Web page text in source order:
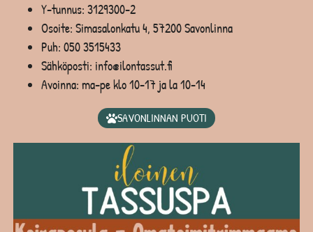
Y-tunnus: 3129300-2
Osoite: Simasalonkatu 4, 57200 Savonlinna
Puh: 050 3515433
Sähköposti: info@ilontassut.fi
Avoinna: ma-pe klo 10-17 ja la 10-14
SAVONLINNAN PUOTI